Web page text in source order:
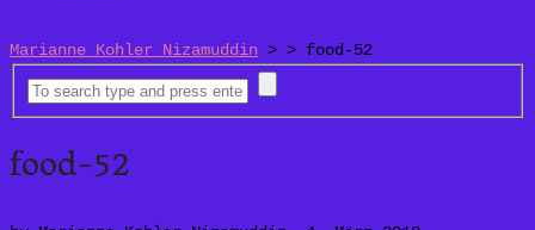
Marianne Kohler Nizamuddin > > food-52
food-52